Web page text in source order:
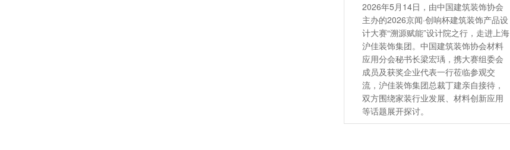
2026年5月14日，由中国建筑装饰协会
主办的2026京闻·创响杯建筑装饰产品设
计大赛“溯源赋能”设计院之行，走进上海
沪佳装饰集团。中国建筑装饰协会材料
应用分会秘书长梁宏瑀，携大赛组委会
成员及获奖企业代表一行莅临参观交
流，沪佳装饰集团总裁丁建亲自接待，
双方围绕家装行业发展、材料创新应用
等话题展开探讨。